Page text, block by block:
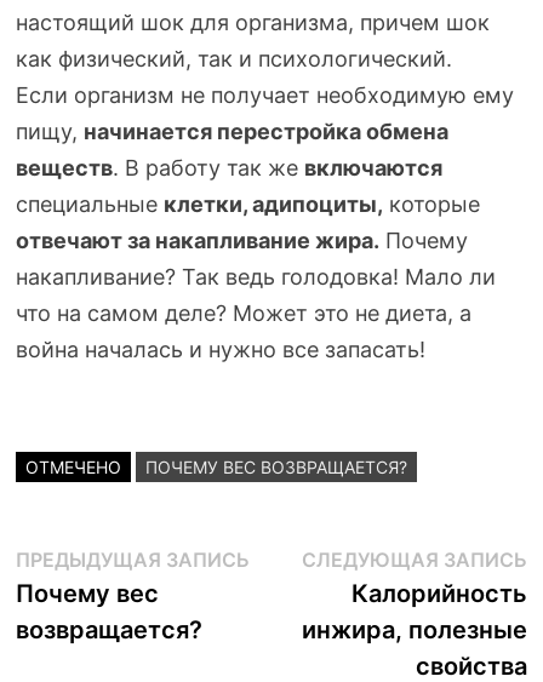
настоящий шок для организма, причем шок
как физический, так и психологический.
Если организм не получает необходимую ему
пищу, начинается перестройка обмена
веществ. В работу так же включаются
специальные клетки, адипоциты, которые
отвечают за накапливание жира. Почему
накапливание? Так ведь голодовка! Мало ли
что на самом деле? Может это не диета, а
война началась и нужно все запасать!
ОТМЕЧЕНО ПОЧЕМУ ВЕС ВОЗВРАЩАЕТСЯ?
Навигация
по
записям
ПРЕДЫДУЩАЯ ЗАПИСЬПредыдущая
Почему вес
возвращается?
СЛЕДУЮЩАЯ ЗАПИСЬ
Калорийность
инжира, полезные
свойства